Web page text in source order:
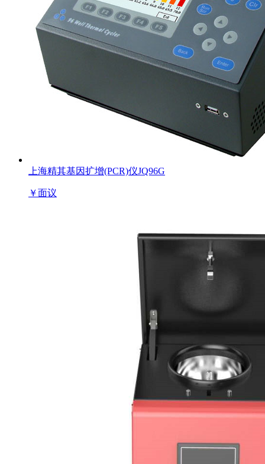
上海精其基因扩增(PCR)仪JQ96G
￥面议